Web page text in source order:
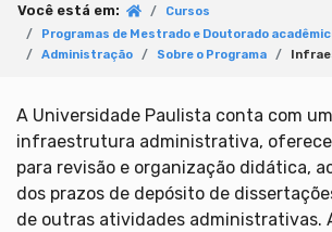
Você está em:
Cursos
Programas de Mestrado e Doutorado
Administração
Sobre o Programa
A Universidade Paulista conta com
infraestrutura administrativa,
para revisão e organização didática,
dos prazos de depósito de
de outras atividades administrativas.